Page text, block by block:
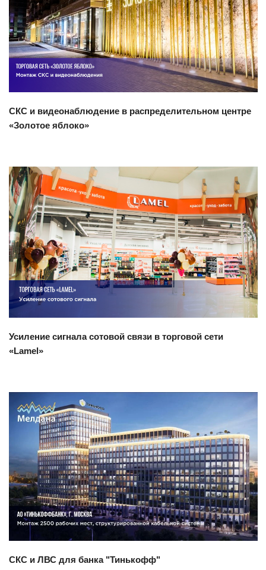
Смотреть проект
СКС и видеонаблюдение в распределительном центре
«Золотое яблоко»
Смотреть проект
Усиление сигнала сотовой связи в торговой сети
«Lamel»
Смотреть проект
СКС и ЛВС для банка "Тинькофф"